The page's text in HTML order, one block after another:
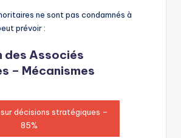
ne sont pas condamnés à
prévoir :
Associés
– Mécanismes
décisions stratégiques –
85%